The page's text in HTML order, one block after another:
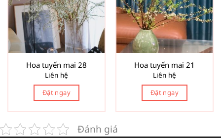
Hoa tuyến mai 28
Liên hệ
Đặt ngay
Hoa tuyến mai 21
Liên hệ
Đặt ngay
Đánh giá